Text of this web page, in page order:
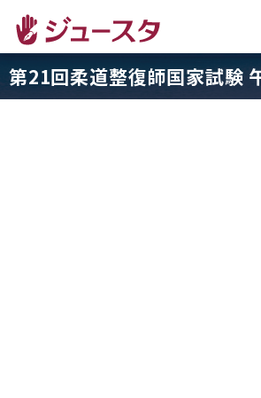
第21回柔道整復師国家試験